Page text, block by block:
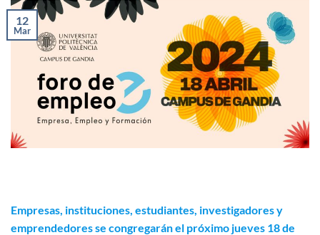
12
Mar
Empresas, instituciones, estudiantes, investigadores y
emprendedores se congregarán el próximo jueves 18 de